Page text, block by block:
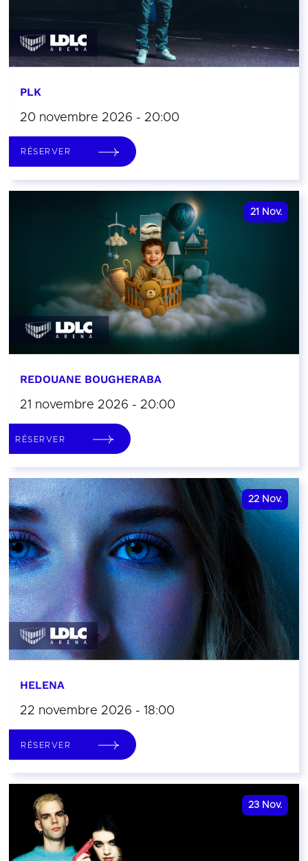
PLK
20 novembre 2026 - 20:00
RÉSERVER
21 Nov.
REDOUANE BOUGHERABA
21 novembre 2026 - 20:00
RÉSERVER
22 Nov.
HELENA
22 novembre 2026 - 18:00
RÉSERVER
23 Nov.